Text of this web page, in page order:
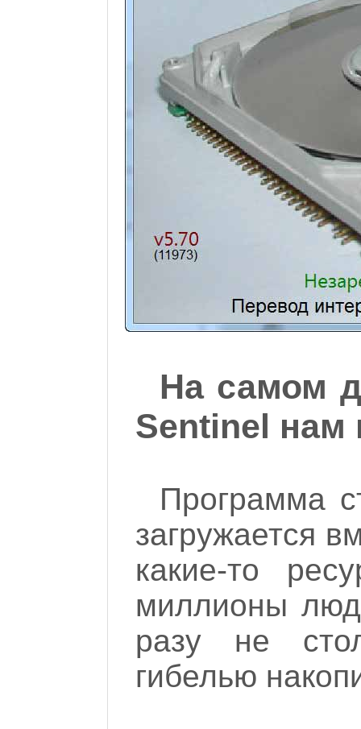
На самом
Sentinel нам
Программа
загружается
какие-то
миллионы
разу не
гибелью